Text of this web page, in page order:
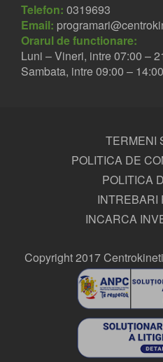
Telefon: 0319693
Email:
Orarul de functionare:
Luni – Vineri, intre 07:00 –
Sambata, intre 09:00 – 14:00
TERMENI
POLITICA DE
POLITICA
INTREBARI
INCARCA
Copyright 2017